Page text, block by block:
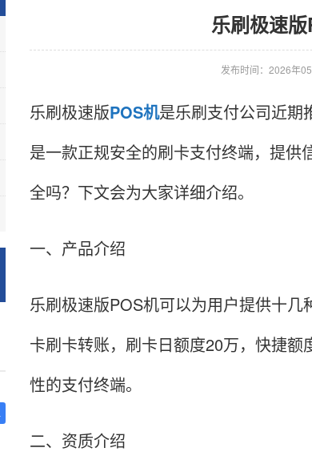
乐刷极速
发布时间：2026年
乐刷极速版POS机是乐刷支付公司近期
是一款正规安全的刷卡支付终端，提
全吗？下文会为大家详细介绍。
一、产品介绍
乐刷极速版POS机可以为用户提供十
卡刷卡转账，刷卡日额度20万，快捷
性的支付终端。
二、资质介绍